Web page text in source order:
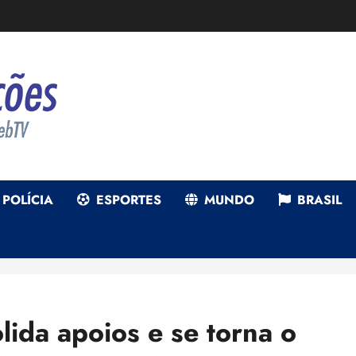
POLÍCIA ESPORTES MUNDO BRASIL
apoios e se torna o